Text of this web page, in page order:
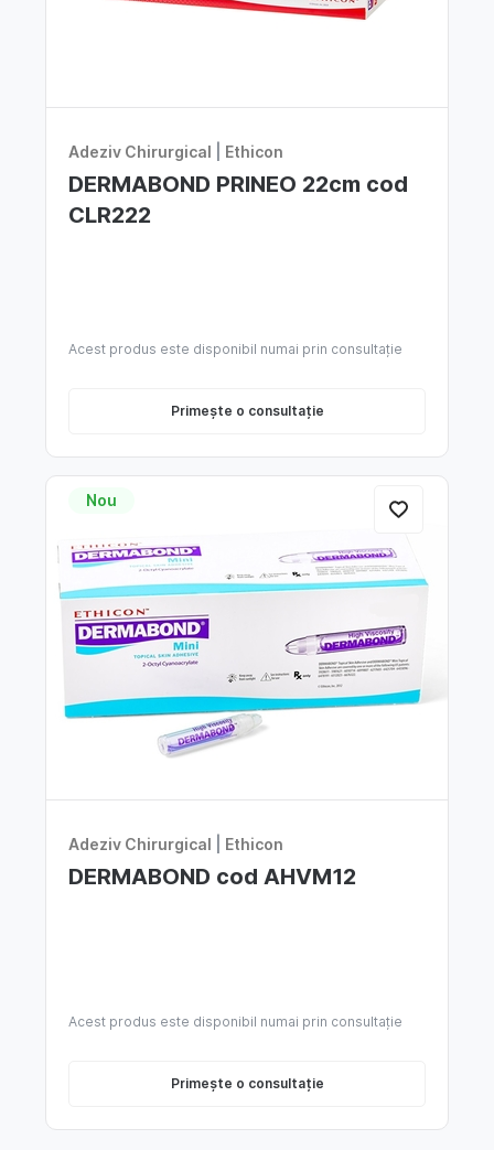
Adeziv Chirurgical Ethicon
DERMABOND PRINEO 22cm cod
CLR222
Acest produs este disponibil numai prin consultație
Primește o consultație
Nou
Adeziv Chirurgical Ethicon
DERMABOND cod AHVM12
Acest produs este disponibil numai prin consultație
Primește o consultație